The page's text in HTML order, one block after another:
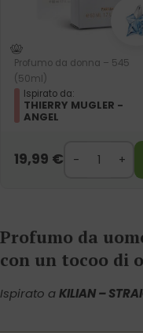
Profumo da donna – 545
(50ml)
Ispirato da:
THIERRY MUGLER -
ANGEL
19,99 €
Profumo da
con un tocoo di
Ispirato aKILIAN –